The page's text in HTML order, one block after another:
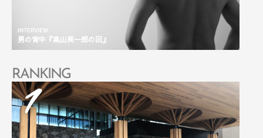
INTERVIEW
男の背中『高山英一郎の回』
RANKING
1